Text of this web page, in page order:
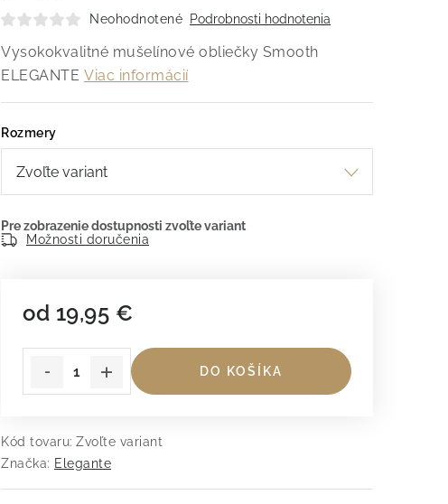
Neohodnotené Podrobnosti hodnotenia
Vysokokvalitné mušelínové obliečky Smooth
ELEGANTE Viac informácií
Rozmery
Možnosti doručenia
od 19,95 €
DO KOŠÍKA
Kód tovaru: Zvoľte variant
Značka: Elegante